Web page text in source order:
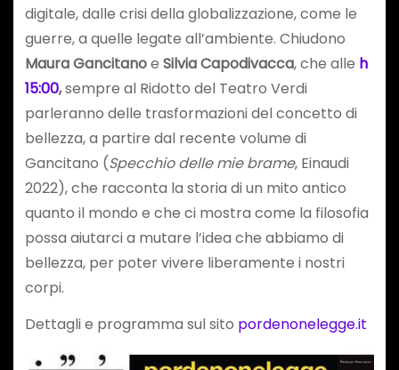
digitale, dalle crisi della globalizzazione, come le
guerre, a quelle legate all’ambiente. Chiudono
Maura Gancitanoe Silvia Capodivacca, che alle h
15:00,sempre al Ridotto del Teatro Verdi
parleranno delle trasformazioni del concetto di
bellezza, a partire dal recente volume di
Gancitano (Specchio delle mie brame, Einaudi
2022), che racconta la storia di un mito antico
quanto il mondo e che ci mostra come la filosofia
possa aiutarci a mutare l’idea che abbiamo di
bellezza, per poter vivere liberamente i nostri
corpi.
Dettagli e programma sul sito pordenonelegge.it